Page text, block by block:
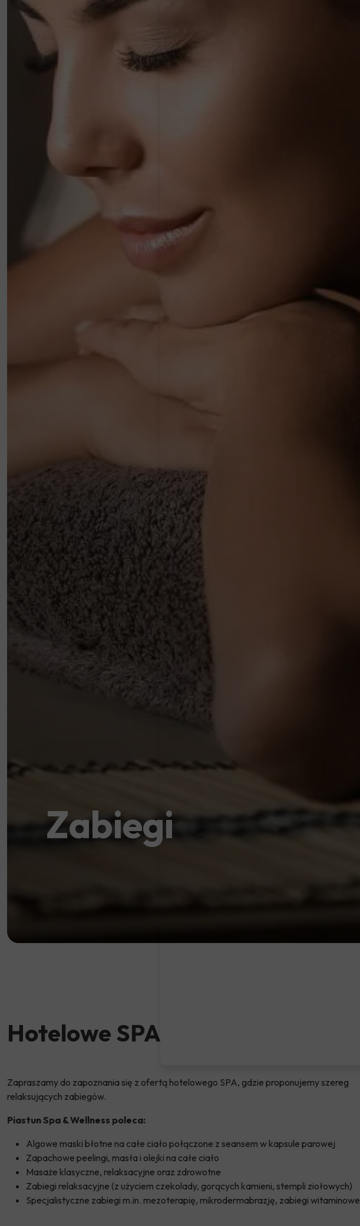
Zabiegi
Hotelowe SPA
Zapraszamy do zapoznania się z ofertą hotelowego SPA, gdzie proponujemy szereg
relaksujących zabiegów.
Piastun Spa & Wellness poleca:
Algowe maski błotne na całe ciało połączone z seansem w kapsule parowej
Zapachowe peelingi, masła i olejki na całe ciało
Masaże klasyczne, relaksacyjne oraz zdrowotne
Zabiegi relaksacyjne (z użyciem czekolady, gorących kamieni, stempli ziołowych)
Specjalistyczne zabiegi m.in. mezoterapię, mikrodermabrazję, zabiegi witaminowe